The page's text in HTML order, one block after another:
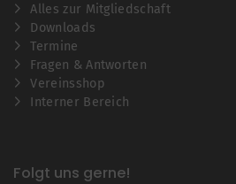
Alles zur Mitgliedschaft
Downloads
Termine
Fragen & Antworten
Vereinsshop
Interner Bereich
Folgt uns gerne!